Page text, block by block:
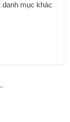
mục khác